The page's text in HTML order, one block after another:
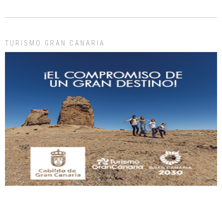
días, ella incluida...
Gato manso encontrado
Este gato macho ha aparecido en la calle hace menos de un mes, es muy
manso y extremadamente cari...
Leales.org » Gran Canaria | 9.7.2025
TURISMO GRAN CANARIA